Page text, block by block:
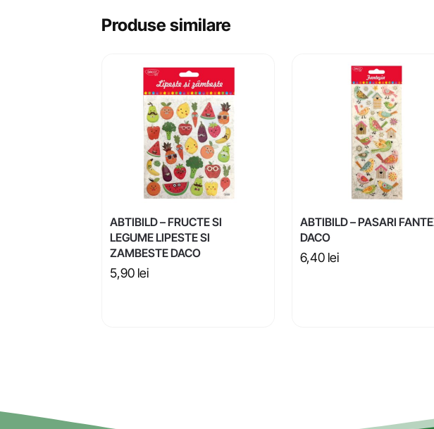
Produse similare
ABTIBILD – FRUCTE SI
LEGUME LIPESTE SI
ZAMBESTE DACO
5,90 lei
ABTIBILD – PASARI
DACO
6,40 lei